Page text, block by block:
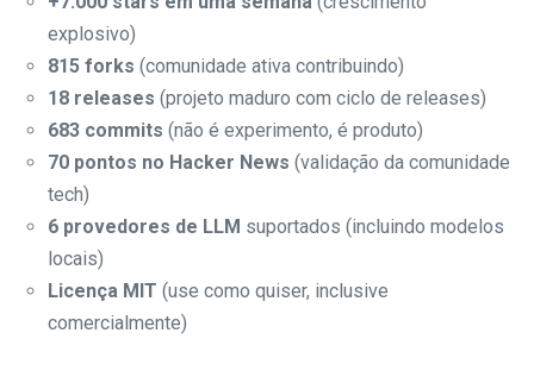
explosivo)
815 forks (comunidade ativa contribuindo)
18 releases (projeto maduro com ciclo de releases)
683 commits (não é experimento, é produto)
70 pontos no Hacker News (validação da comunidade
tech)
6 provedores de LLM suportados (incluindo modelos
locais)
Licença MIT (use como quiser, inclusive
comercialmente)